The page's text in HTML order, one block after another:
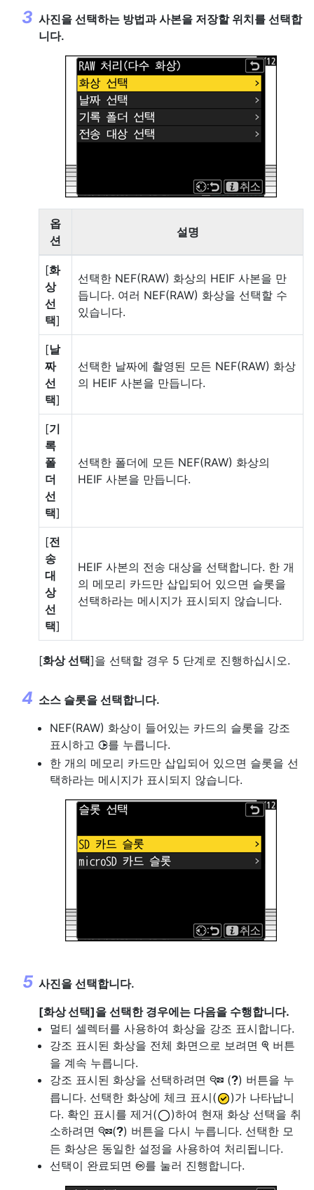
사진을 선택하는 방법과 사본을 저장할 위치를 선택합
니다.
옵
션
설명
[화
상
선
택]
선택한 NEF(RAW) 화상의 HEIF 사본을 만
듭니다. 여러 NEF(RAW) 화상을 선택할 수
있습니다.
[날
짜
선
택]
선택한 날짜에 촬영된 모든 NEF(RAW) 화상
의 HEIF 사본을 만듭니다.
[기
록
폴
더
선
택]
선택한 폴더에 모든 NEF(RAW) 화상의
HEIF 사본을 만듭니다.
[전
송
대
상
선
택]
HEIF 사본의 전송 대상을 선택합니다. 한 개
의 메모리 카드만 삽입되어 있으면 슬롯을
선택하라는 메시지가 표시되지 않습니다.
[화상 선택]을 선택할 경우 5 단계로 진행하십시오.
소스 슬롯을 선택합니다.
NEF(RAW) 화상이 들어있는 카드의 슬롯을 강조
표시하고 2를 누릅니다.
한 개의 메모리 카드만 삽입되어 있으면 슬롯을 선
택하라는 메시지가 표시되지 않습니다.
사진을 선택합니다.
[화상 선택]을 선택한 경우에는 다음을 수행합니다.
멀티 셀렉터를 사용하여 화상을 강조 표시합니다.
강조 표시된 화상을 전체 화면으로 보려면 X 버튼
을 계속 누릅니다.
강조 표시된 화상을 선택하려면 W (Q) 버튼을 누
릅니다. 선택한 화상에 체크 표시(
)가 나타납니
다. 확인 표시를 제거(
)하여 현재 화상 선택을 취
소하려면 W(Q) 버튼을 다시 누릅니다. 선택한 모
든 화상은 동일한 설정을 사용하여 처리됩니다.
선택이 완료되면 J를 눌러 진행합니다.